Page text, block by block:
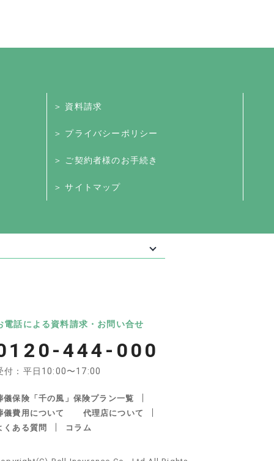
＞ 資料請求
＞ プライバシーポリシー
＞ ご契約者様のお手続き
＞ サイトマップ
電話による資料請求・お問い合せ
444-000
付：平日10:00〜17:00
儀保険「千の風」保険プラン一覧
儀費用について
代理店について
くある質問
コラム